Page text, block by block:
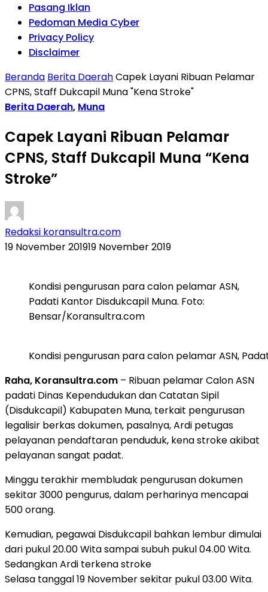
Pasang Iklan
Pedoman Media Cyber
Privacy Policy
Disclaimer
Beranda Berita DaerahCapek Layani Ribuan Pelamar
CPNS, Staff Dukcapil Muna "Kena Stroke"
Berita Daerah, Muna
Capek Layani Ribuan Pelamar
CPNS, Staff Dukcapil Muna “Kena
Stroke”
Redaksi koransultra.com
19 November 201919 November 2019
Kondisi pengurusan para calon pelamar ASN,
Padati Kantor Disdukcapil Muna. Foto:
Bensar/Koransultra.com
Kondisi pengurusan para calon pelamar ASN,
Raha, Koransultra.com – Ribuan pelamar Calon ASN
padati Dinas Kependudukan dan Catatan Sipil
(Disdukcapil) Kabupaten Muna, terkait pengurusan
legalisir berkas dokumen, pasalnya, Ardi petugas
pelayanan pendaftaran penduduk, kena stroke akibat
pelayanan sangat padat.
Minggu terakhir membludak pengurusan dokumen
sekitar 3000 pengurus, dalam perharinya mencapai
500 orang.
Kemudian, pegawai Disdukcapil bahkan lembur dimulai
dari pukul 20.00 Wita sampai subuh pukul 04.00 Wita.
Sedangkan Ardi terkena stroke
Selasa tanggal 19 November sekitar pukul 03.00 Wita.